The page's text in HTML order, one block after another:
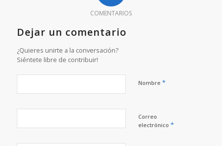
COMENTARIOS
Dejar un comentario
¿Quieres unirte a la conversación?
Siéntete libre de contribuir!
Nombre *
Correo
electrónico *